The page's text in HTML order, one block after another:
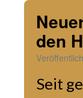
den
Seit